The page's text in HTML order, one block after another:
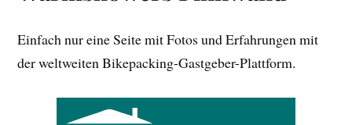
Einfach nur eine Seite mit Fotos und Erfahrungen mit
der weltweiten Bikepacking-Gastgeber-Plattform.